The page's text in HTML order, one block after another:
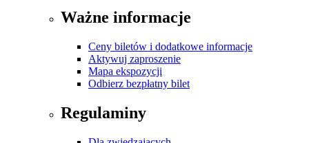
Ważne informacje
Ceny biletów i dodatkowe informacje
Aktywuj zaproszenie
Mapa ekspozycji
Odbierz bezpłatny bilet
Regulaminy